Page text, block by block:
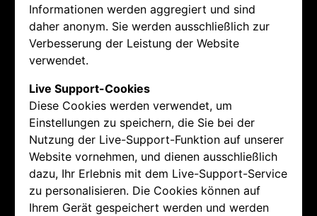
Informationen werden aggregiert und sind
daher anonym. Sie werden ausschließlich zur
Verbesserung der Leistung der Website
verwendet.
Live Support-Cookies
Diese Cookies werden verwendet, um
Einstellungen zu speichern, die Sie bei der
Nutzung der Live-Support-Funktion auf unserer
Website vornehmen, und dienen ausschließlich
dazu, Ihr Erlebnis mit dem Live-Support-Service
zu personalisieren. Die Cookies können auf
Ihrem Gerät gespeichert werden und werden